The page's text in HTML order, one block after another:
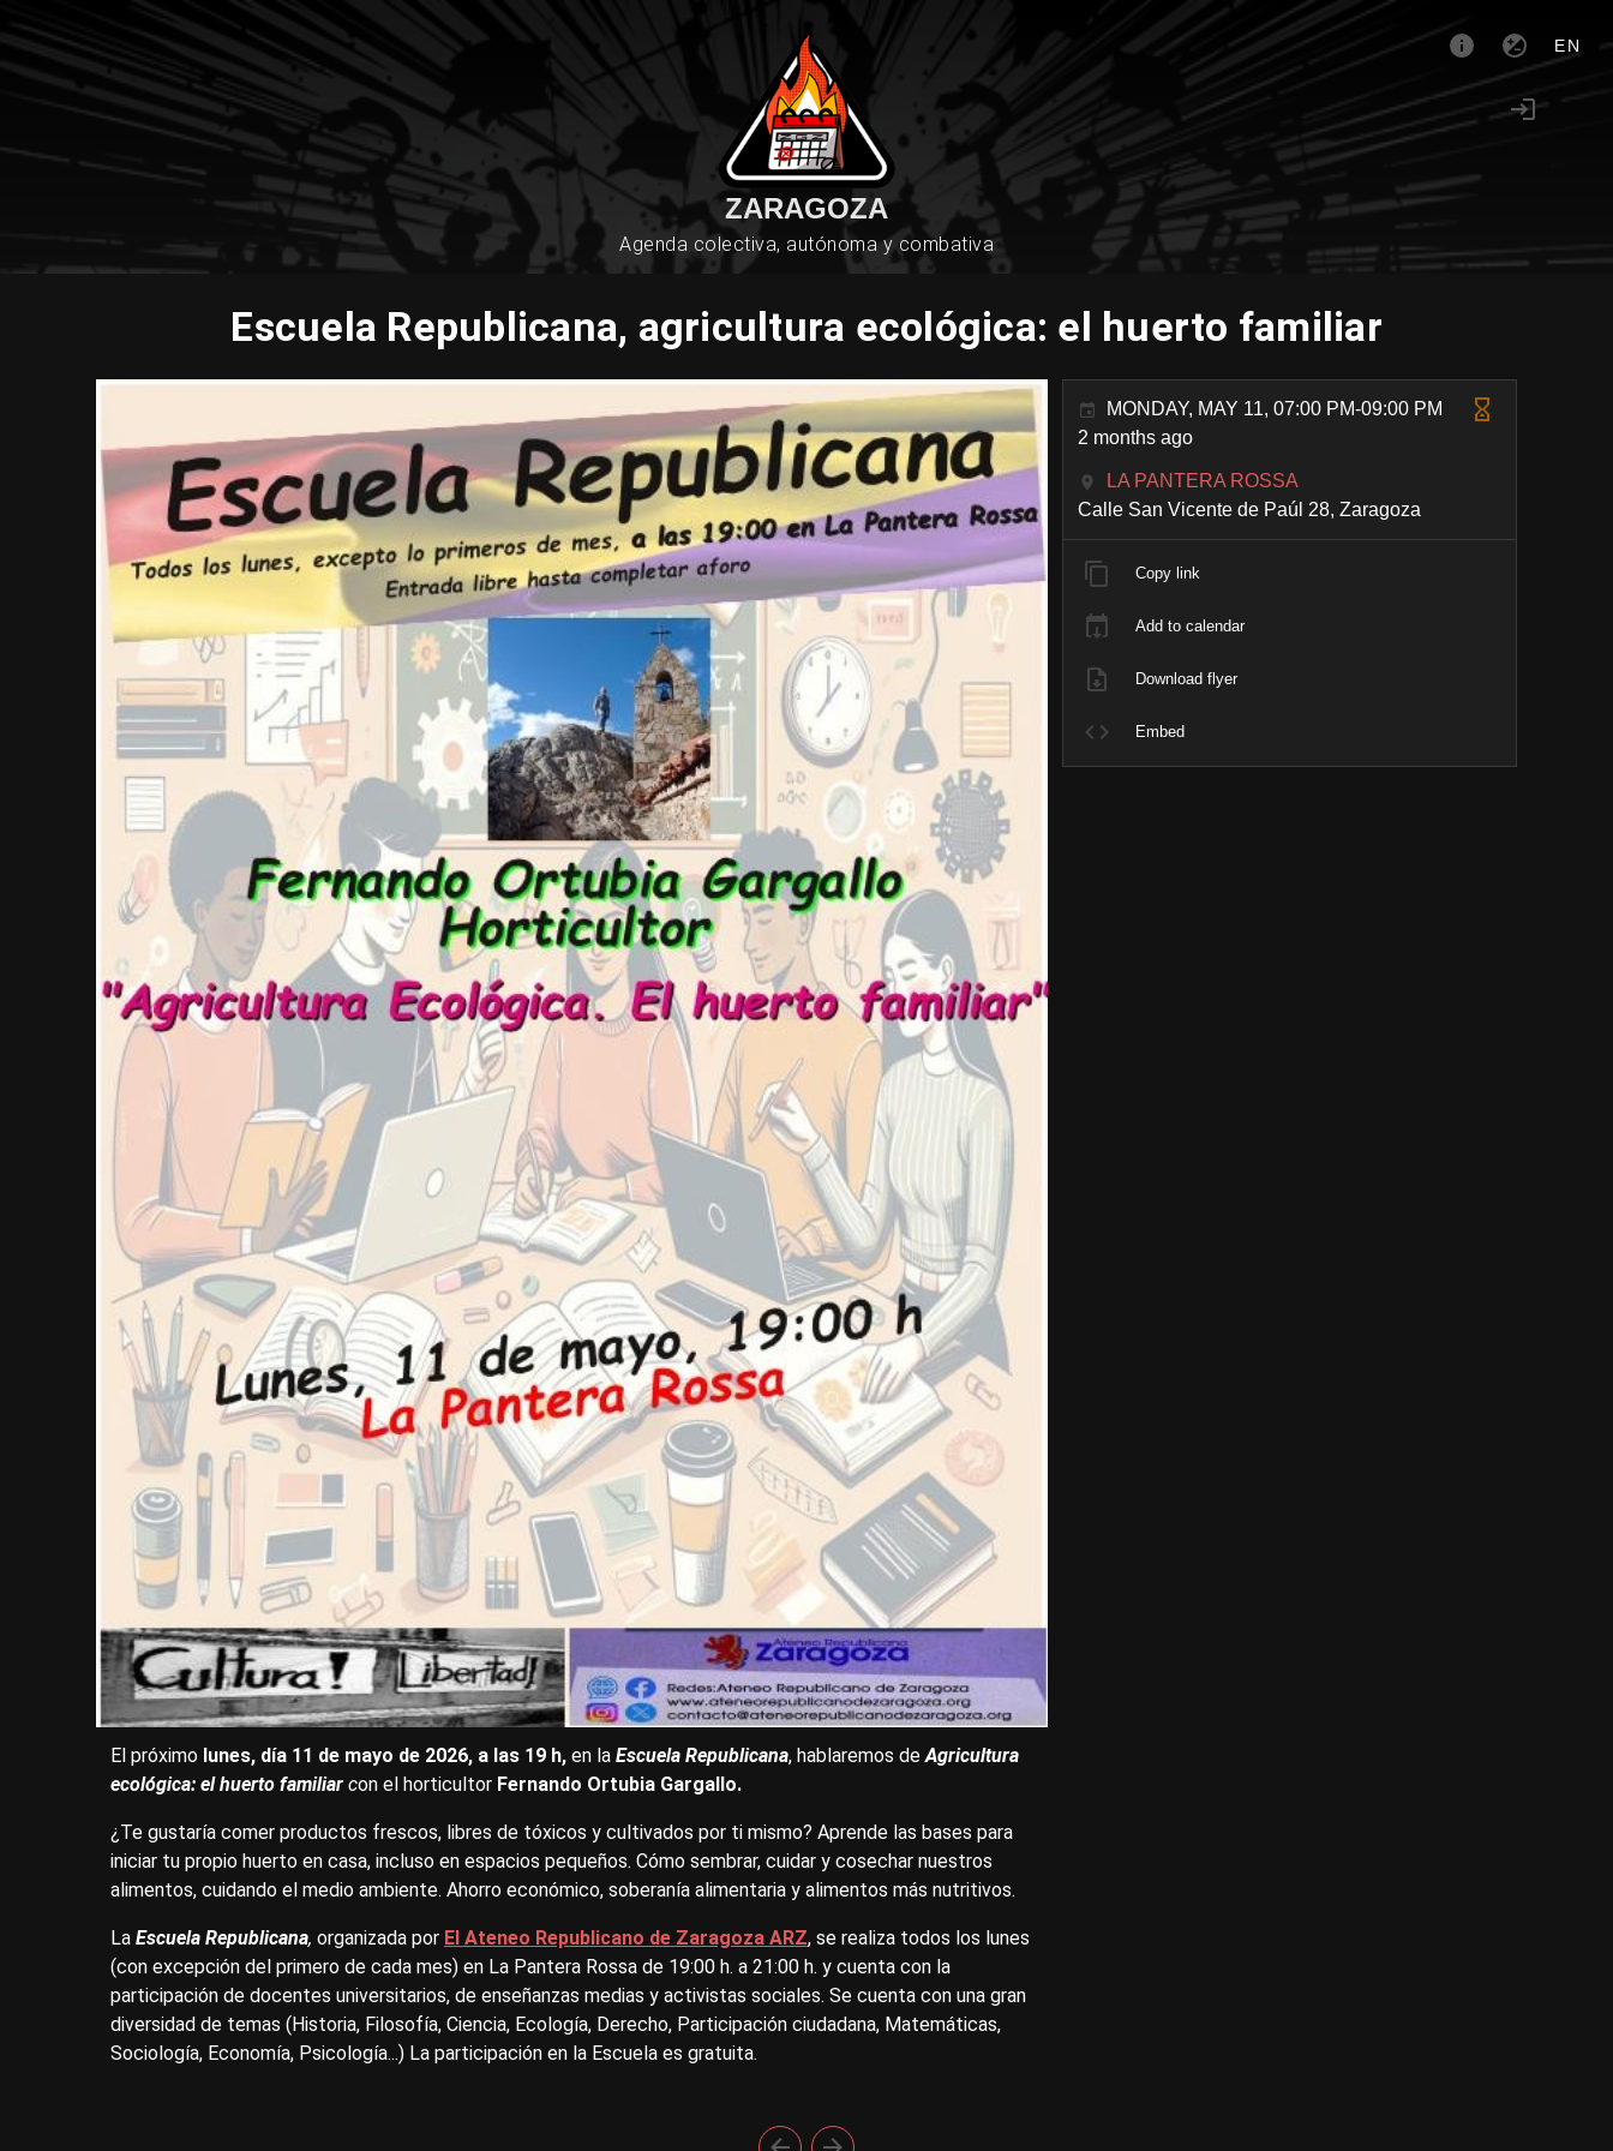
EN
ZARAGOZA
Agenda colectiva, autónoma y combativa
Escuela Republicana, agricultura ecológica: el huerto familiar
El próximo lunes, día 11 de mayo de 2026, a las 19 h, en la Escuela Republicana, hablaremos de Agricultura
ecológica: el huerto familiar con el horticultor Fernando Ortubia Gargallo.
¿Te gustaría comer productos frescos, libres de tóxicos y cultivados por ti mismo? Aprende las bases para
iniciar tu propio huerto en casa, incluso en espacios pequeños. Cómo sembrar, cuidar y cosechar nuestros
alimentos, cuidando el medio ambiente. Ahorro económico, soberanía alimentaria y alimentos más nutritivos.
La Escuela Republicana, organizada por El Ateneo Republicano de Zaragoza ARZ, se realiza todos los lunes
(con excepción del primero de cada mes) en La Pantera Rossa de 19:00 h. a 21:00 h. y cuenta con la
participación de docentes universitarios, de enseñanzas medias y activistas sociales. Se cuenta con una gran
diversidad de temas (Historia, Filosofía, Ciencia, Ecología, Derecho, Participación ciudadana, Matemáticas,
Sociología, Economía, Psicología...) La participación en la Escuela es gratuita.
MONDAY, MAY 11, 07:00 PM-09:00 PM
2 months ago
LA PANTERA ROSSA
Calle San Vicente de Paúl 28, Zaragoza
Copy link
Add to calendar
Download flyer
Embed